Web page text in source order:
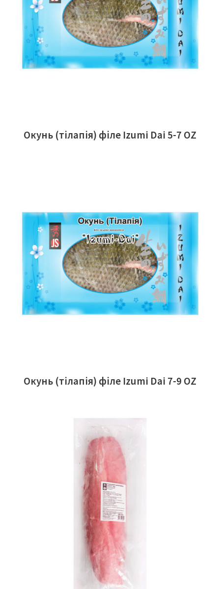
ЧИТАТИ ДАЛІ
Окунь (тілапія) філе Izumi Dai 5-7 OZ
ЧИТАТИ ДАЛІ
Окунь (тілапія) філе Izumi Dai 7-9 OZ
ЧИТАТИ ДАЛІ